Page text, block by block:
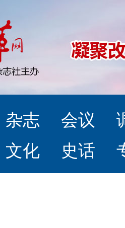
杂志 会议
文化
史话